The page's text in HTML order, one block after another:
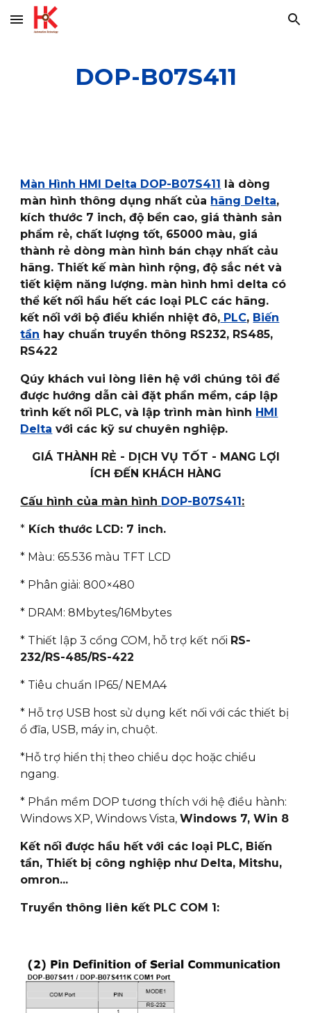
Skip to main content Skip to navigation
DOP-B07S411
Màn Hình HMI Delta DOP-B07S411 là dòng
màn hình thông dụng nhất của hãng Delta,
kích thước 7 inch, độ bền cao, giá thành sản
phẩm rẻ, chất lượng tốt, 65000 màu, giá
thành rẻ dòng màn hình bán chạy nhất cảu
hãng. Thiết kế màn hình rộng, độ sắc nét và
tiết kiệm năng lượng. màn hình hmi delta có
thể kết nối hầu hết các loại PLC các hãng.
kết nối với bộ điều khiển nhiệt đô, PLC, Biến
tần hay chuẩn truyền thông RS232, RS485,
RS422
Qúy khách vui lòng liên hệ với chúng tôi để
được hướng dẫn cài đặt phần mềm, cáp lập
trình kết nối PLC, và lập trình màn hình HMI
Delta với các kỹ sư chuyên nghiệp.
GIÁ THÀNH RẺ - DỊCH VỤ TỐT - MANG LỢI
ÍCH ĐẾN KHÁCH HÀNG
Cấu hình của màn hình DOP-B07S411:
* Kích thước LCD: 7 inch.
* Màu: 65.536 màu TFT LCD
* Phân giải: 800×480
* DRAM: 8Mbytes/16Mbytes
* Thiết lập 3 cổng COM, hỗ trợ kết nối RS-
232/RS-485/RS-422
* Tiêu chuẩn IP65/ NEMA4
* Hỗ trợ USB host sử dụng kết nối với các thiết bị
ổ đĩa, USB, máy in, chuột.
*Hỗ trợ hiển thị theo chiều dọc hoặc chiều
ngang.
* Phần mềm DOP tương thích với hệ điều hành:
Windows XP, Windows Vista,Windows 7, Win 8
Kết nối được hầu hết với các loại PLC, Biến
tần, Thiết bị công nghiệp như Delta, Mitshu,
omron...
Truyền thông liên kết PLC COM 1: